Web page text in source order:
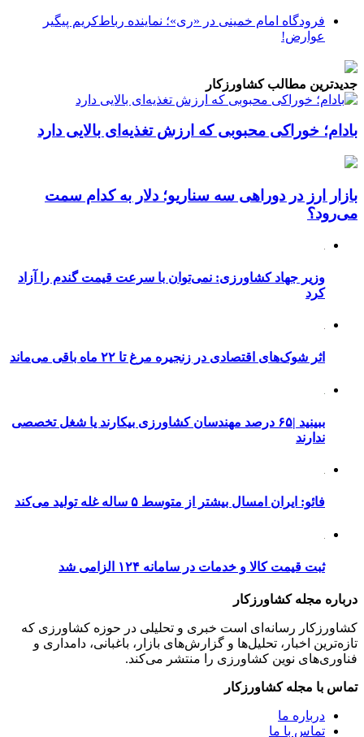
فرودگاه امام خمینی در «ری»؛ نماینده رباط‌کریم پیگیر
عوارض!
جدیدترین مطالب کشاورزکار
بادام؛ خوراکی محبوبی که ارزش تغذیه‌ای بالایی دارد
بازار ارز در دوراهی سه سناریو؛ دلار به کدام سمت
می‌رود؟
وزیر جهاد کشاورزی: نمی‌توان با سرعت قیمت گندم را آزاد
کرد
اثر شوک‌های اقتصادی در زنجیره مرغ تا ۲۲ ماه باقی می‌ماند
ببینید |۶۵ درصد مهندسان کشاورزی بیکارند یا شغل تخصصی
ندارند
فائو: ایران امسال بیشتر از متوسط ۵ ساله غله تولید می‌کند
ثبت قیمت کالا و خدمات در سامانه ۱۲۴ الزامی شد
درباره مجله کشاورزکار
کشاورزکار رسانه‌ای است خبری و تحلیلی در حوزه کشاورزی که
تازه‌ترین اخبار، تحلیل‌ها و گزارش‌های بازار، باغبانی، دامداری و
فناوری‌های نوین کشاورزی را منتشر می‌کند.
تماس با مجله کشاورزکار
درباره ما
تماس با ما